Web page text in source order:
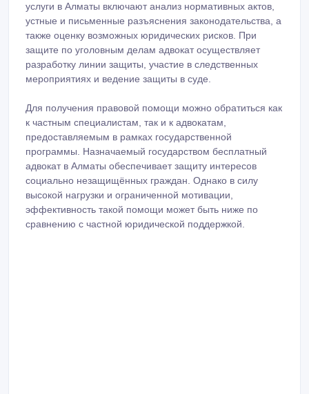
услуги в Алматы включают анализ нормативных актов,
устные и письменные разъяснения законодательства, а
также оценку возможных юридических рисков. При
защите по уголовным делам адвокат осуществляет
разработку линии защиты, участие в следственных
мероприятиях и ведение защиты в суде.
Для получения правовой помощи можно обратиться как
к частным специалистам, так и к адвокатам,
предоставляемым в рамках государственной
программы. Назначаемый государством бесплатный
адвокат в Алматы обеспечивает защиту интересов
социально незащищённых граждан. Однако в силу
высокой нагрузки и ограниченной мотивации,
эффективность такой помощи может быть ниже по
сравнению с частной юридической поддержкой.